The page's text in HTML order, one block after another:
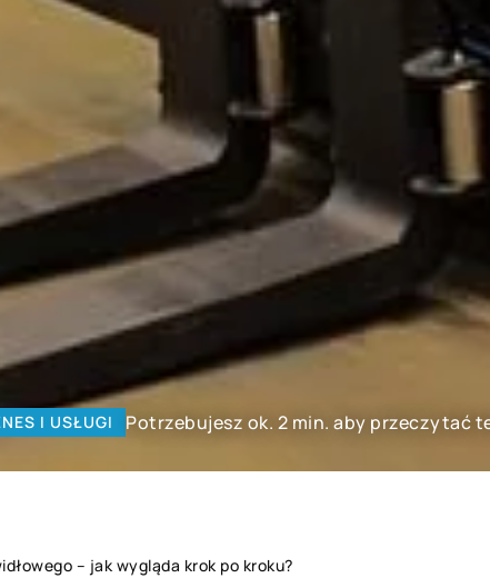
I USŁUGI Potrzebujesz ok. 2 min. aby przeczytać
– jak wygląda krok po kroku?